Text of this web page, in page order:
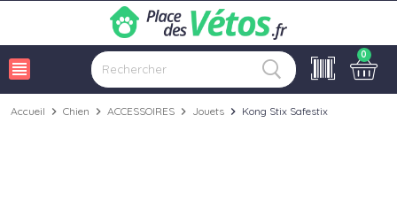
view_headline
0
Accueil chevron_right Chien chevron_right ACCESSOIRES chevron_right Jouets chevron_right Kong Stix Safestix